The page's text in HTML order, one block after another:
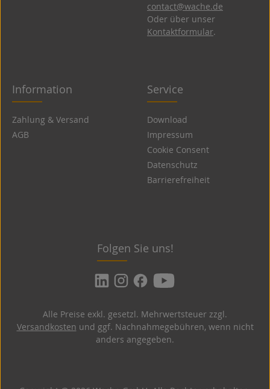
contact@wache.de
Oder über unser
Kontaktformular.
Information
Zahlung & Versand
AGB
Service
Download
Impressum
Cookie Consent
Datenschutz
Barrierefreiheit
Folgen Sie uns!
Alle Preise exkl. gesetzl. Mehrwertsteuer zzgl.
Versandkosten und ggf. Nachnahmegebühren, wenn nicht
anders angegeben.